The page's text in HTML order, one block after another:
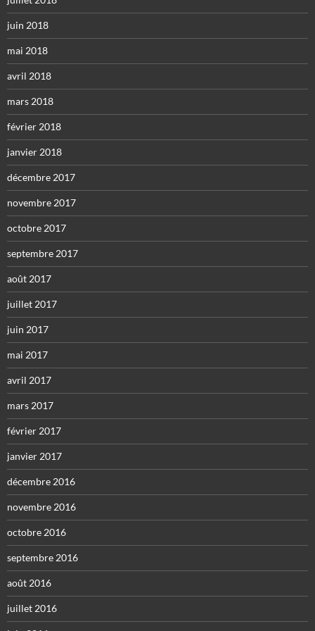
juin 2018
mai 2018
avril 2018
mars 2018
février 2018
janvier 2018
décembre 2017
novembre 2017
octobre 2017
septembre 2017
août 2017
juillet 2017
juin 2017
mai 2017
avril 2017
mars 2017
février 2017
janvier 2017
décembre 2016
novembre 2016
octobre 2016
septembre 2016
août 2016
juillet 2016